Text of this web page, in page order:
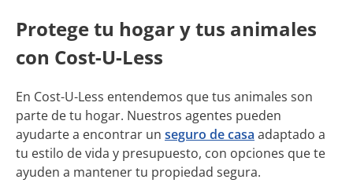
Protege tu hogar y tus animales
con Cost-U-Less
En Cost-U-Less entendemos que tus animales son
parte de tu hogar. Nuestros agentes pueden
ayudarte a encontrar un seguro de casa adaptado a
tu estilo de vida y presupuesto, con opciones que te
ayuden a mantener tu propiedad segura.